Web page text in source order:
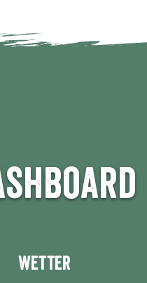
Wetter